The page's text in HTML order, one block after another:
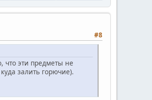
#8
что эти предметы не
залить горючие).